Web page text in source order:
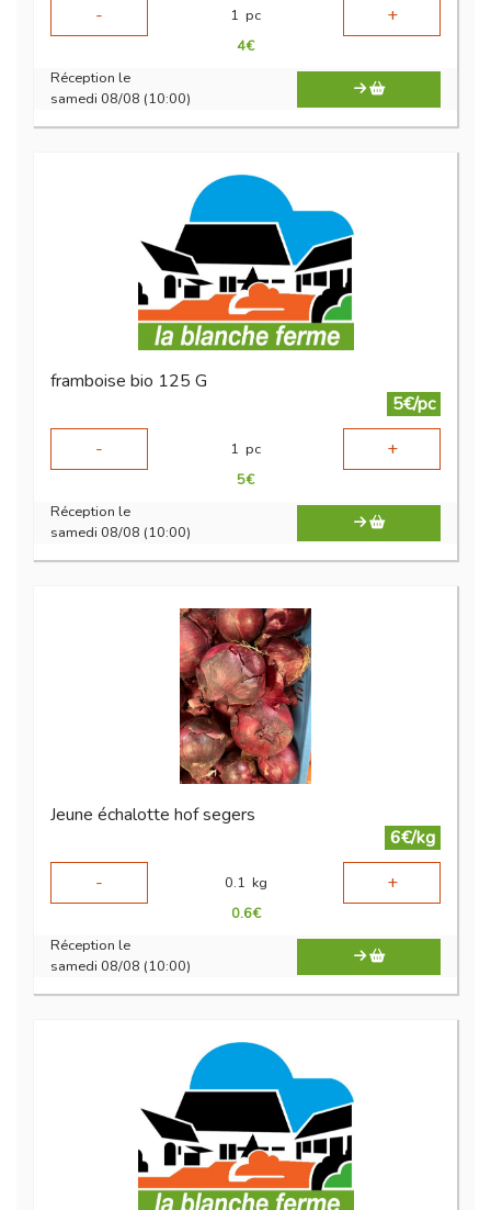
- 1 pc +
4€
Réception le
samedi 08/08 (10:00)
framboise bio 125 G
5€/pc
-
1 pc +
5€
Réception le
samedi 08/08 (10:00)
Jeune échalotte hof segers
6€/kg
-
0.1 kg +
0.6€
Réception le
samedi 08/08 (10:00)